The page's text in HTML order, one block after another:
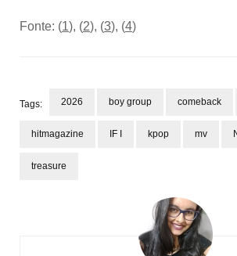
Fonte: (1), (2), (3), (4)
Tags: 2026 boy group comeback
hitmagazine IF I kpop mv
treasure